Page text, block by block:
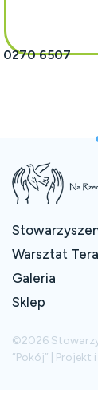
0270 6507
Warsztat
Galeria
Sklep
©2026
“Pokój” | Projekt